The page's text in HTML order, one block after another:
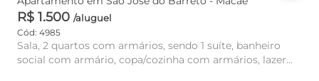
R$ 1.500 /aluguel
Cód: 4985
Sala, 2 quartos com armários, sendo 1 suíte, banheiro
social com armário, copa/cozinha com armários, lazer